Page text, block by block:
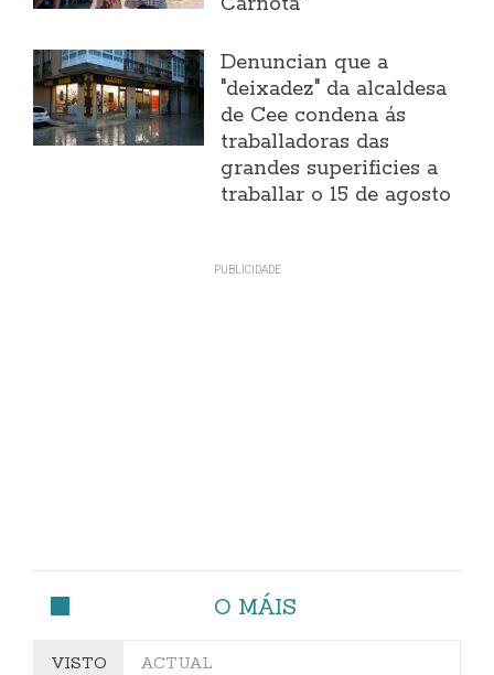
Denuncian que a
"deixadez" da alcaldesa
de Cee condena ás
traballadoras das
grandes superificies a
traballar o 15 de agosto
O MÁIS
VISTO ACTUAL